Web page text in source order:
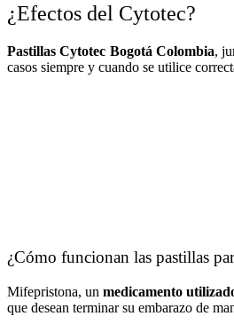
¿Efectos del Cytotec?
Pastillas Cytotec Bogotá Colombia,
casos siempre y cuando se utilice
¿Cómo funcionan las pastillas
Mifepristona, un medicamento
que desean terminar su embarazo de